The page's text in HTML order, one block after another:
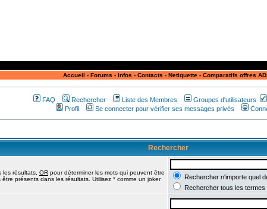
Accueil - Forums - Infos - Contacts - Netiquette- Comparatifs offres
FAQ Rechercher Liste des Membres Groupes d'utilisateurs
Profil
Se connecter pour vérifier ses messages privés
Rechercher
résultats, OR pour déterminer les mots qui peuvent être
présents dans les résultats. Utilisez * comme un joker
Rechercher n'importe quel
Rechercher tous les termes